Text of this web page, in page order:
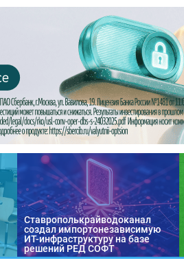
Ставрополькрайводоканал
создал импортонезависимую
ИТ-инфраструктуру на базе
решений РЕД СОФТ